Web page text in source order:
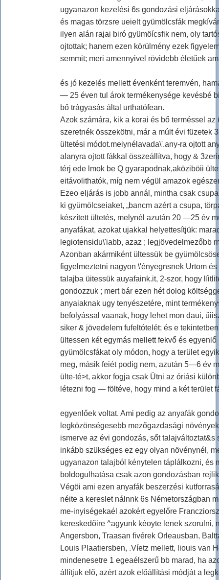
ugyanazon kezelési 6s gondozási
és magas törzsre ueielt gyümölcsfák
ilyen alán rajai biró gyümöícsfik nem, oly
ojtottak; hanem ezen körülmény ezek
semmit; meri amennyivel rövidebb életűek
és jó kezelés mellett évenként teremvén,
— 25 éven tul árok termékenysége kevésbé
bő trágyasás által urthatófean.
Azok számára, kik a korai és bő terméssel az
szeretnék összekötni, már a múlt évi füzetek
ültetési módot.meiynélavada\'.any-ra ojtott
alanyra ojtott fákkal összeállítva, hogy &
térj ede lmok be Q gyarapodnak,aköziböii
eitávolithatók, míg nem végül amazok
Ezeo eljárás is jobb annál, mintha csak
ki gyümölcseiaket, „bancm azért a csupa,
készített ültetés, melynél azután 20 —25 év
anyafákat, azokat ujakkal helyettesítjük:
legiotensidu\'iabb, azaz ; legjövedelmezőbb
Azonban akármiként ültessük be
figyelmeztetni nagyon \'ényegnsnek Urtom
talajba üitessük auyafaink.it, 2-szor, hogy
gondozzuk ; mert bár ezen hét dolog
anyaiaknak ugy tenyészetére, mint
befolyással vaanak, hogy lehet mon daui,
siker & jövedelem fufeltótelét; és e
ültessen két egymás mellett fekvő és
gyümölcsfákat oly módon, hogy a terület
meg, másik feiét podig nem, azután 5—6 év
ülte-té>t, akkor fogja csak Ütni az óriási
létezni fog — föltéve, hogy mind a két terület
egyenlőek voltat. Ami pedig az anyafák
legközönségesebb mezőgazdasági
ismerve az évi gondozás, sőt talajváltoztat&s
inkább szükséges ez egy olyan növénynél,
ugyanazon talajból kénytelen táplálkozni, és
boldogulhatása csak azon gondozásban
Végöi ami ezen anyafák beszerzési
néite a kereslet nálnnk 6s Németországban
me-inyiségekaél azokért egyelőre
kereskedőire ^agyunk kéoyte lenek szorulni,
Angersbon, Traasan fivérek Orleausban,
Louis Plaatiersben, .Víetz mellett, liouis van
mindenesetre 1 egeaélszerű bb marad, ha
állítjuk elő, azért azok előállítási módját a